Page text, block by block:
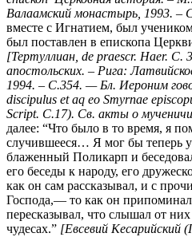
Валаамский монастырь, 1993. –
вместе с Игнатием, был
был поставлен в епископа
[Тертуллиан, de praescr. Haer.
апостольских. – Рига:
1994. – С.354. — Бл. Иероним
discipulus et aq eo Smyrnae
Script. C.17). Cв. акты о
далее: “Что было в то время, я
случившееся… Я мог бы теперь
блаженный Поликарп и
его беседы к народу, его
как он сам рассказывал, и с
Господа,— то как он
пересказывал, что слышал от
чудесах.” [Евсевий Кесарийский